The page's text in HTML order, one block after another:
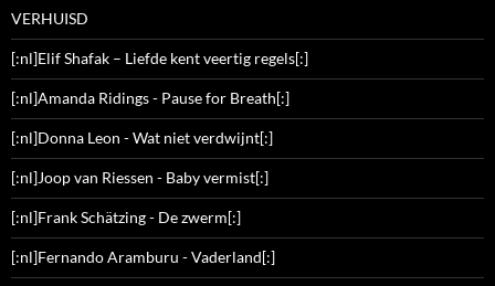
VERHUISD
[:nl]Elif Shafak – Liefde kent veertig regels[:]
[:nl]Amanda Ridings - Pause for Breath[:]
[:nl]Donna Leon - Wat niet verdwijnt[:]
[:nl]Joop van Riessen - Baby vermist[:]
[:nl]Frank Schätzing - De zwerm[:]
[:nl]Fernando Aramburu - Vaderland[:]